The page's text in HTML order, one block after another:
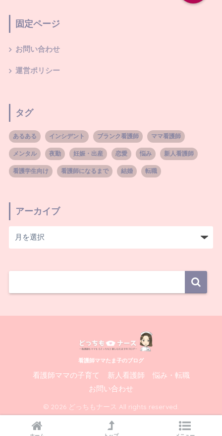
固定ページ
お問い合わせ
運営ポリシー
タグ
あるある インシデント ブランク看護師 ママ看護師
メンタル 夜勤 妊娠・出産 恋愛 悩み 新人看護師
看護学生向け 看護師になるまで 結婚 転職
アーカイブ
看護師ママたま子のブログ
看護師ママの子育て 新人看護師
悩み・転職
お問い合わせ
© 2026 どっちもナース All rights reserved.